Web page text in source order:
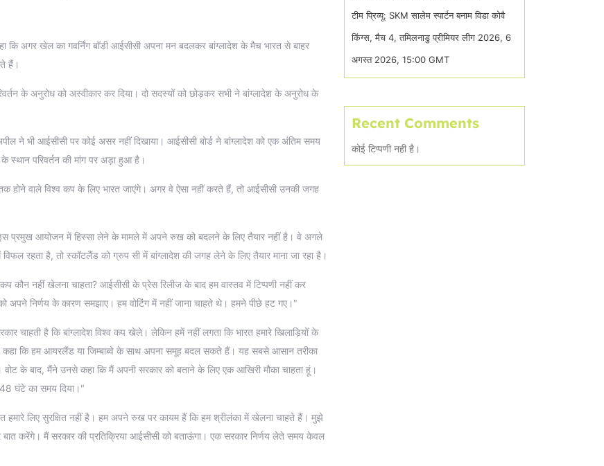
कि अगर खेल का गवर्निंग बॉडी आईसीसी अपना मन बदलकर बांग्लादेश के मैच भारत से बाहर
हैं।
के अनुरोध को अस्वीकार कर दिया। दो सदस्यों को छोड़कर सभी ने बांग्लादेश के अनुरोध के
ने भी आईसीसी पर कोई असर नहीं दिखाया। आईसीसी बोर्ड ने बांग्लादेश को एक अंतिम समय
स्थान परिवर्तन की मांग पर अड़ा हुआ है।
होने वाले विश्व कप के लिए भारत जाएंगे। अगर वे ऐसा नहीं करते हैं, तो आईसीसी उनकी जगह
इस प्रमुख आयोजन में हिस्सा लेने के मामले में अपने रुख को बदलने के लिए तैयार नहीं है। वे अगले
रहता है, तो स्कॉटलैंड को ग्रुप सी में बांग्लादेश की जगह लेने के लिए तैयार माना जा रहा है।
कौन नहीं खेलना चाहता? आईसीसी के प्रेस रिलीज के बाद हम वास्तव में टिप्पणी नहीं कर
निर्णय के कारण समझाए। हम वोटिंग में नहीं जाना चाहते थे। हमने पीछे हट गए।"
चाहती है कि बांग्लादेश विश्व कप खेले। लेकिन हमें नहीं लगता कि भारत हमारे खिलाड़ियों के
कहा कि हम आयरलैंड या जिम्बाब्वे के साथ अपना समूह बदल सकते हैं। यह सबसे आसान तरीका
के बाद, मैंने उनसे कहा कि मैं अपनी सरकार को बताने के लिए एक आखिरी मौका चाहता हूं।
घंटे का समय दिया।"
हमारे लिए सुरक्षित नहीं है। हम अपने रुख पर कायम हैं कि हम श्रीलंका में खेलना चाहते हैं। मुझे
करेंगे। मैं सरकार की प्रतिक्रिया आईसीसी को बताऊंगा। एक सरकार निर्णय लेते समय केवल
टीम प्रिव्यू: SKM सालेम स्पार्टन बनाम विडा कोवै
किंग्स, मैच 4, तमिलनाडु प्रीमियर लीग 2026, 6
अगस्त 2026, 15:00 GMT
Recent Comments
कोई टिप्पणी नही है।